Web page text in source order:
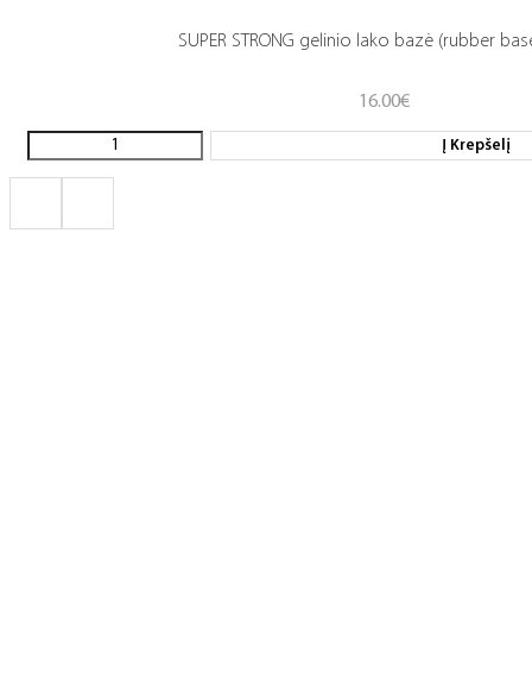
SUPER STRONG gelinio lako bazė (rubber
16.00€
Į Krepšelį